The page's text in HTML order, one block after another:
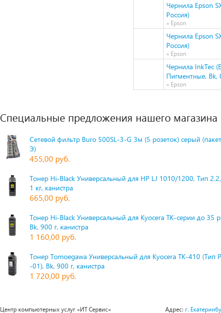
Чернила Epson
Россия)
» Epson
Чернила Epson
Россия)
» Epson
Чернила InkTec
Пигментные, Bk,
» Epson
Специальные предложения нашего магазина
Сетевой фильтр Buro 500SL-3-G 3м (5 розеток) серый
Э)
455,00 руб.
Тонер Hi-Black Универсальный для HP LJ 1010/1200, Тип
1 кг, канистра
665,00 руб.
Тонер Hi-Black Универсальный для Kyocera TK-серии до 35
Bk, 900 г, канистра
1 160,00 руб.
Тонер Tomoegawa Универсальный для Kyocera TK-410 (Тип
-01), Bk, 900 г, канистра
1 720,00 руб.
Центр компьютерных услуг «ИТ Сервис» Адрес: г.